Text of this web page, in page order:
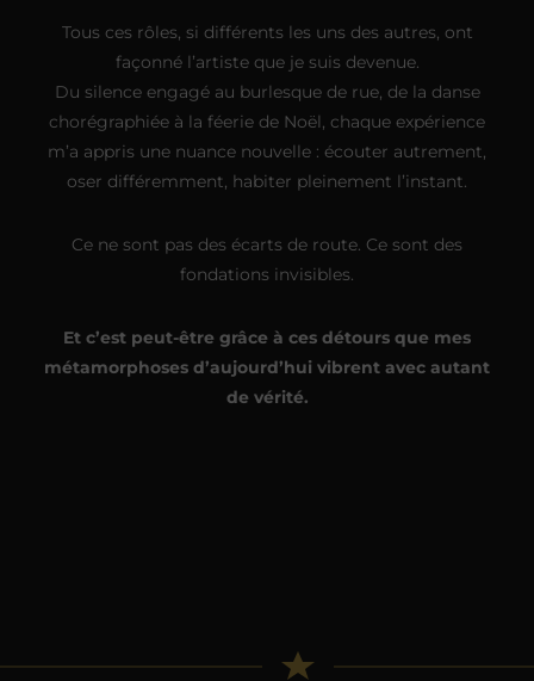
Tous ces rôles, si différents les uns des autres, ont
façonné l’artiste que je suis devenue.
Du silence engagé au burlesque de rue, de la danse
chorégraphiée à la féerie de Noël, chaque expérience
m’a appris une nuance nouvelle : écouter autrement,
oser différemment, habiter pleinement l’instant.
Ce ne sont pas des écarts de route. Ce sont des
fondations invisibles.
Et c’est peut-être grâce à ces détours que mes
métamorphoses d’aujourd’hui vibrent avec autant
de vérité.